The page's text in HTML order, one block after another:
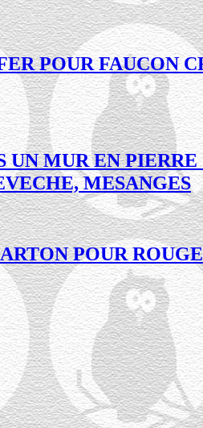
POUR FAUCON
UN MUR EN
MESANGES
POUR